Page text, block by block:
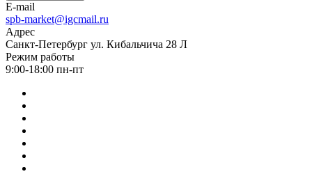
E-mail
spb-market@igcmail.ru
Адрес
Санкт-Петербург ул. Кибальчича 28 Л
Режим работы
9:00-18:00 пн-пт